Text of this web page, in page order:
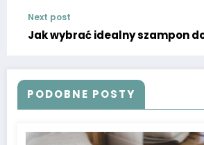
Next post
Jak wybrać idealny szampon
PODOBNE POSTY